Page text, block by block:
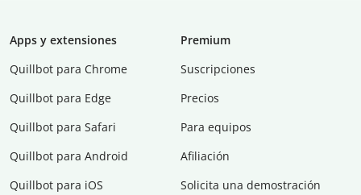
Apps y extensiones
Quillbot para Chrome
Quillbot para Edge
Quillbot para Safari
Quillbot para Android
Quillbot para iOS
Premium
Suscripciones
Precios
Para equipos
Afiliación
Solicita una demostración